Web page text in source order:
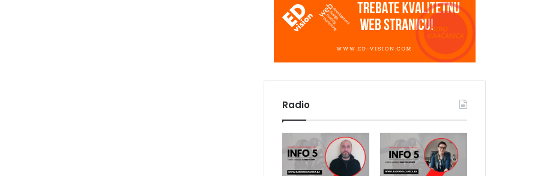
Radio